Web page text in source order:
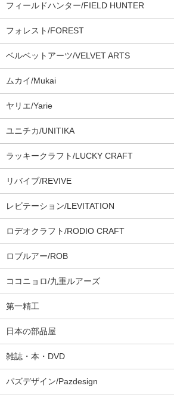
フィールドハンター/FIELD HUNTER
フォレスト/FOREST
ベルベットアーツ/VELVET ARTS
ムカイ/Mukai
ヤリエ/Yarie
ユニチカ/UNITIKA
ラッキークラフト/LUCKY CRAFT
リバイブ/REVIVE
レビテーション/LEVITATION
ロデオクラフト/RODIO CRAFT
ロブルアー/ROB
ココニョロ/九重ルアーズ
第一精工
日本の部品屋
雑誌・本・DVD
パズデザイン/Pazdesign